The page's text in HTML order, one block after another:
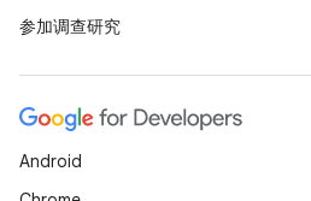
参加调查研究
Android